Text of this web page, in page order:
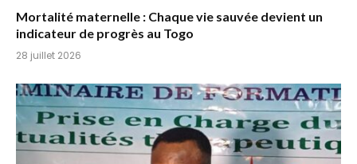
Mortalité maternelle : Chaque vie sauvée devient un
indicateur de progrès au Togo
28 juillet 2026